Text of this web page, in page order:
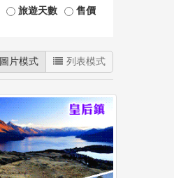
旅遊天數 售價
圖片模式 列表模式